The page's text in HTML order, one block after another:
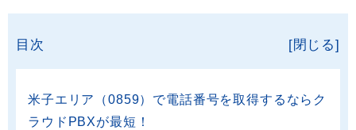
目次 [閉じる]
米子エリア（0859）で電話番号を取得するならク
ラウドPBXが最短！